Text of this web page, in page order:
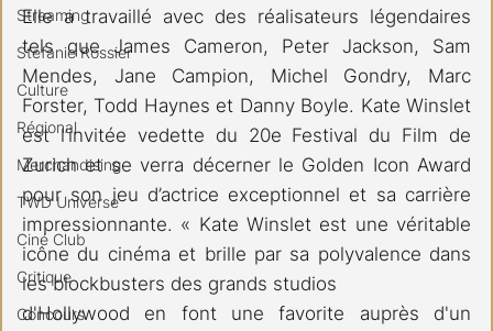
Streaming
Stefanie Rossier
Culture
Régional
Merchandising
TWD Universe
Ciné Club
Critique
Concours
Elle a travaillé avec des réalisateurs légendaires
tels que James Cameron, Peter Jackson, Sam
Mendes, Jane Campion, Michel Gondry, Marc
Forster, Todd Haynes et Danny Boyle. Kate Winslet
est l’invitée vedette du 20e Festival du Film de
Zurich et se verra décerner le Golden Icon Award
pour son jeu d’actrice exceptionnel et sa carrière
impressionnante. « Kate Winslet est une véritable
icône du cinéma et brille par sa polyvalence dans
les blockbusters des grands studios
d'Hollywood en font une favorite auprès d'un